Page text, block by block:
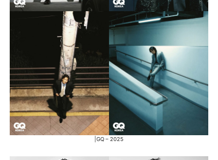
|GQ – 2025